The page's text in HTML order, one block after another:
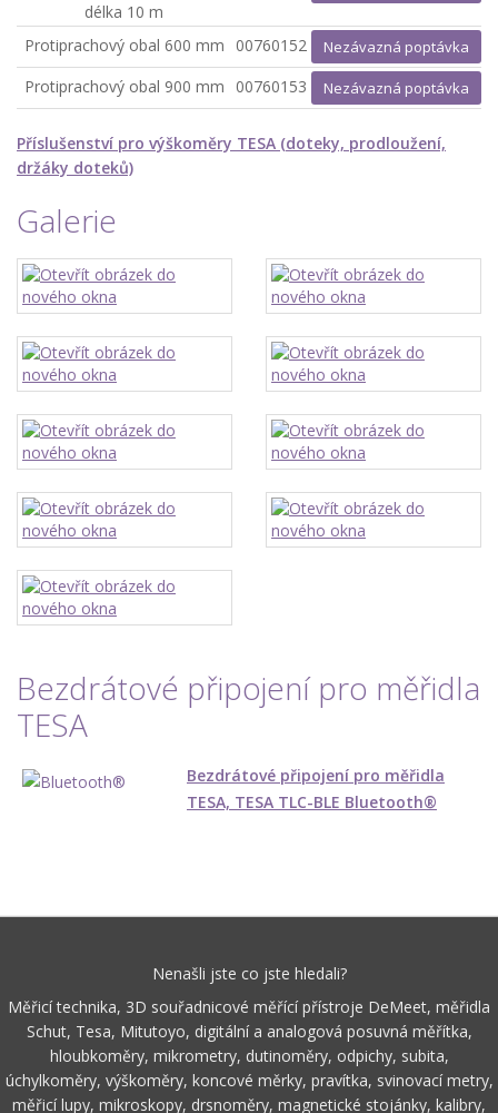
délka 10 m
Protiprachový obal 600 mm 00760152 Nezávazná poptávka
Protiprachový obal 900 mm 00760153 Nezávazná poptávka
Příslušenství pro výškoměry TESA (doteky, prodloužení,
držáky doteků)
Galerie
Bezdrátové připojení pro měřidla
TESA
Bezdrátové připojení pro měřidla
TESA, TESA TLC-BLE Bluetooth®
Nenašli jste co jste hledali?
Měřicí technika, 3D souřadnicové měřící přístroje DeMeet, měřidla
Schut, Tesa, Mitutoyo, digitální a analogová posuvná měřítka,
hloubkoměry, mikrometry, dutinoměry, odpichy, subita,
úchylkoměry, výškoměry, koncové měrky, pravítka, svinovací metry,
měřicí lupy, mikroskopy, drsnoměry, magnetické stojánky, kalibry,